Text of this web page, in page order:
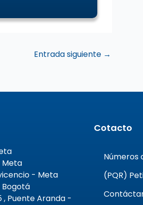
Entrada siguiente →
Meta
- Meta
Bogotá
, Puente Aranda -
Cotacto
Números
(PQR)